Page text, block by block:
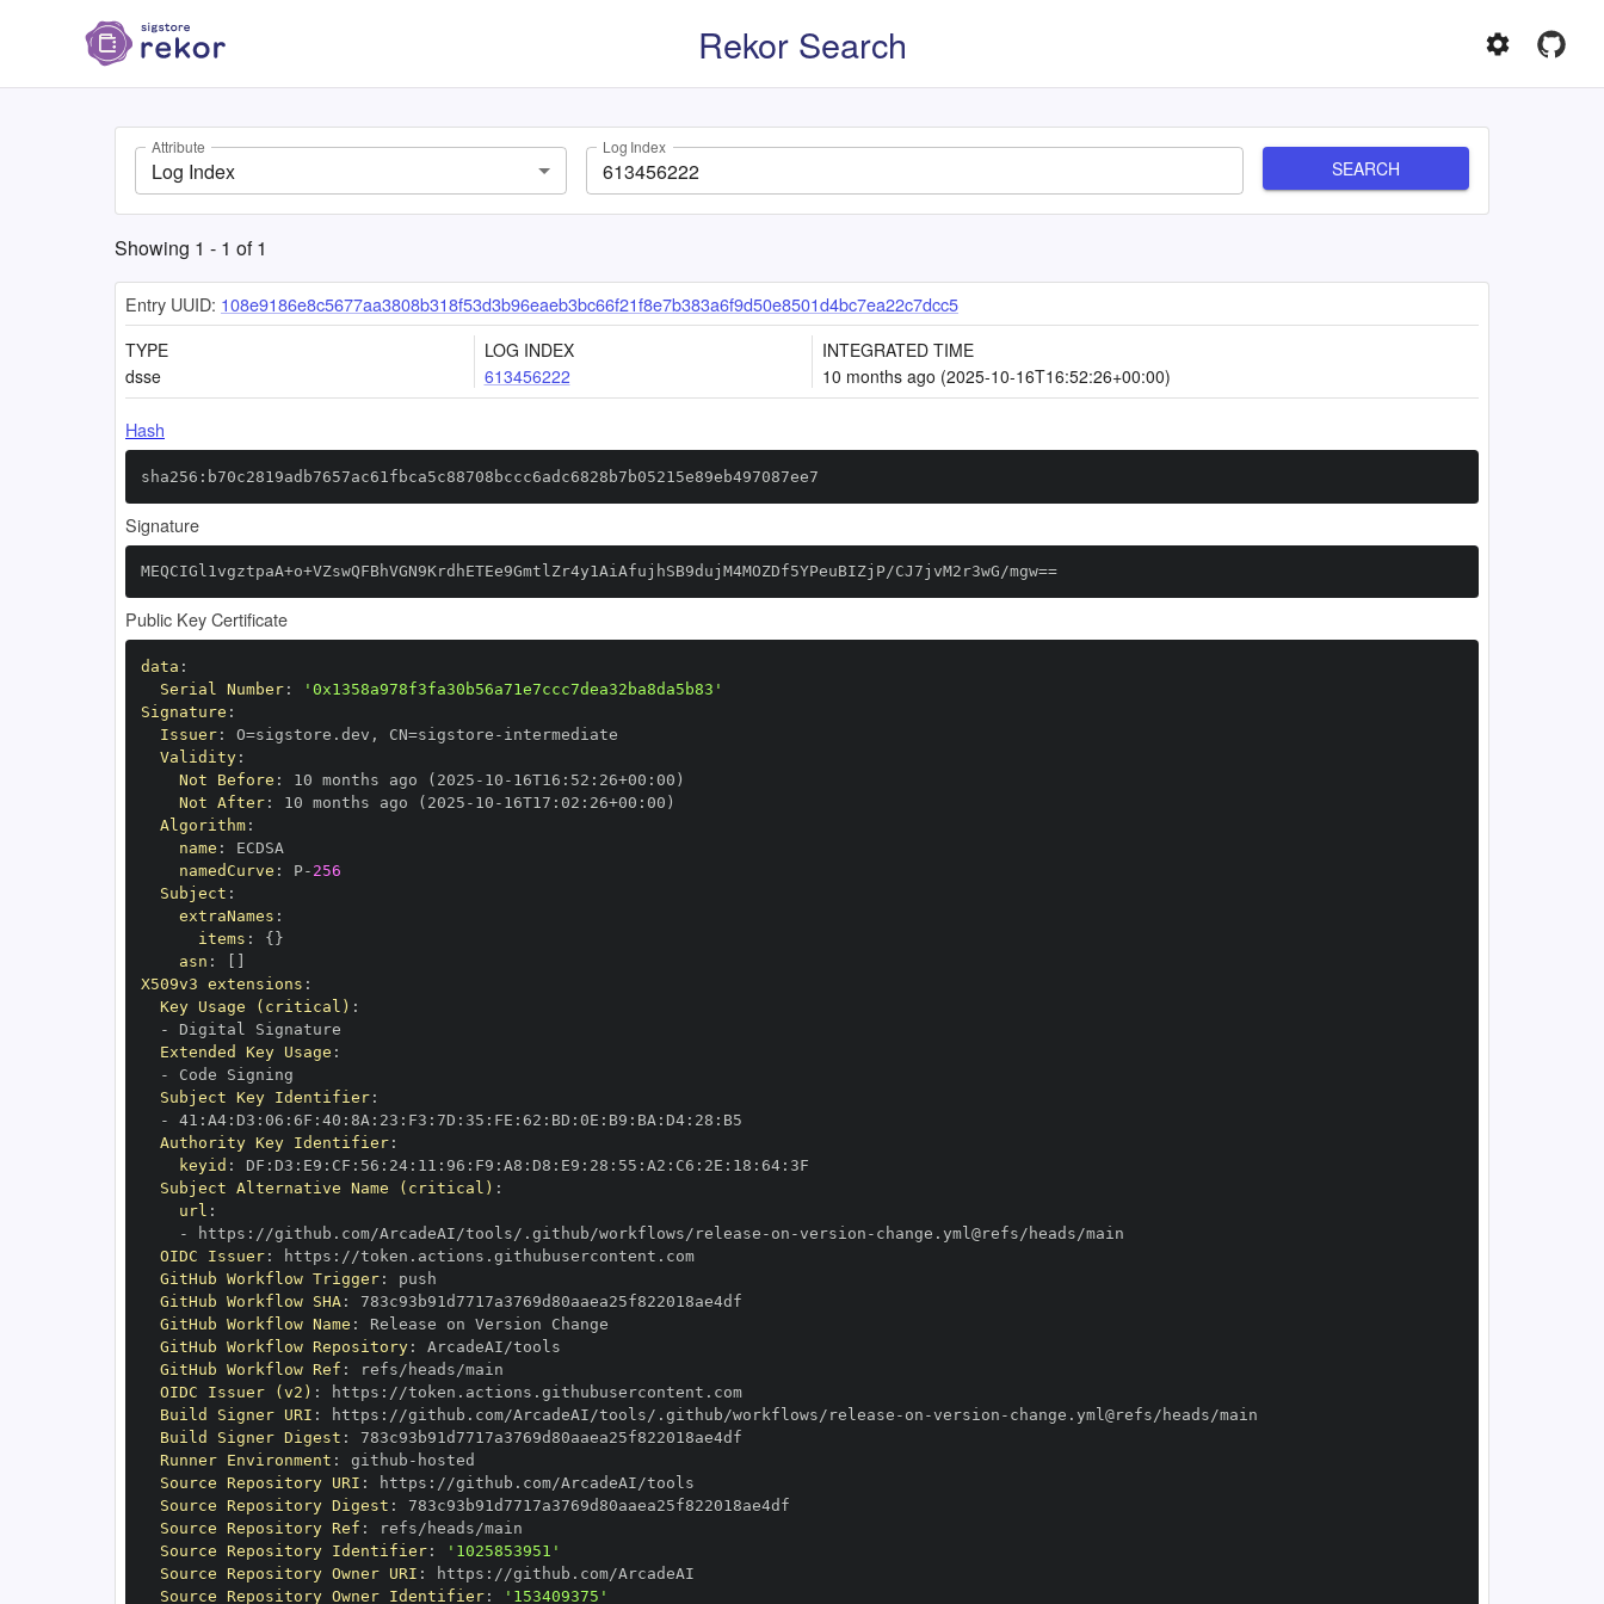
Rekor Search
Attribute
Log Index
Log Index
SEARCH
Showing 1 - 1 of1
Entry UUID: 108e9186e8c5677aa3808b318f53d3b96eaeb3bc66f21f8e7b383a6f9d50e8501d4bc7ea22c7dcc5
TYPE
dsse
LOG INDEX
613456222
INTEGRATED TIME
10 months ago (2025-10-16T16:52:26+00:00)
Hash
sha256:b70c2819adb7657ac61fbca5c88708bccc6adc6828b7b05215e89eb497087ee7
Signature
MEQCIGl1vgztpaA+o+VZswQFBhVGN9KrdhETEe9GmtlZr4y1AiAfujhSB9dujM4MOZDf5YPeuBIZjP/CJ7jvM2r3wG/mgw==
Public Key Certificate
data :
Serial Number:
'0x1358a978f3fa30b56a71e7ccc7dea32ba8da5b83'
Signature :
Issuer: O=sigstore.dev , CN=sigstore -
Validity:
Not Before : 10 months ago (2025 - 10 - 16T16 : 52 : 26+00 :
Not After: 10 months ago (2025 - 10 - 16T17 : 02 : 26+00 :
Algorithm:
name :
namedCurve : P- 256
Subject :
extraNames :
items : { }
asn :
X509v3 extensions :
Key Usage (critical) :
-
Extended Key Usage :
-
Subject Key Identifier:
-
41 : A4: D3 : 06 : 6F : 40 : 8A : 23 : F3 : 7D : 35 : FE : 62 : BD : 0E : B9 : BA : D4: 28 :
Authority Key Identifier:
keyid : DF : D3 : E9 : CF : 56 : 24: 11 : 96 : F9 : A8 : D8 : E9 : 28 : 55 : A2 : C6 : 2E : 18 : 64:
Subject Alternative Name (critical) :
url :
-
https : //github.com/ArcadeAI/tools/.github/workflows/release - on -version -
OIDC Issuer: https :
//token.actions.githubusercontent.com
GitHub Workflow Trigger:
GitHub Workflow SHA:
GitHub Workflow Name :
GitHub Workflow Repository:
GitHub Workflow Ref :
OIDC Issuer (v2) : https :
//token.actions.githubusercontent.com
Build Signer URI : https : //github.com/ArcadeAI/tools/.github/workflows/release - on -version -
Build Signer Digest :
Runner Environment : github -
Source Repository URI : https :
Source Repository Digest :
Source Repository Ref :
Source Repository Identifier:
'1025853951'
Source Repository Owner URI : https :
Source Repository Owner Identifier: '153409375'